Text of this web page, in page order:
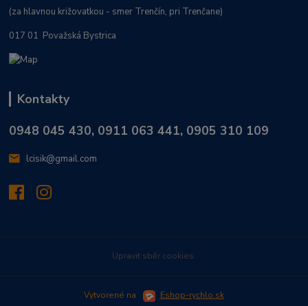
(za hlavnou križovatkou - smer Trenčín, pri Trenčane)
017 01 Považská Bystrica
Kontakty
0948 045 430, 0911 063 441, 0905 310 109
lcisik@gmail.com
Upravit sběr cookies.
Vytvorené na Eshop-rychlo.sk